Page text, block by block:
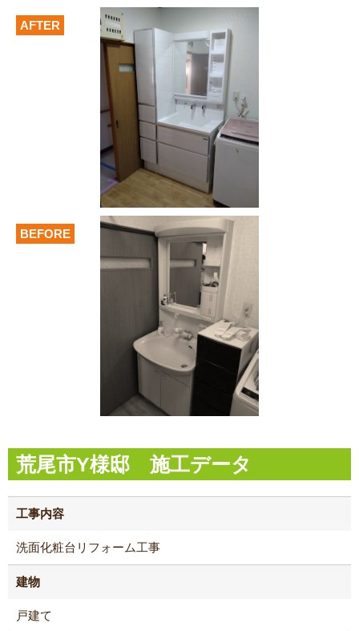
AFTER
BEFORE
荒尾市Y様邸 施工データ
工事内容
洗面化粧台リフォーム工事
建物
戸建て